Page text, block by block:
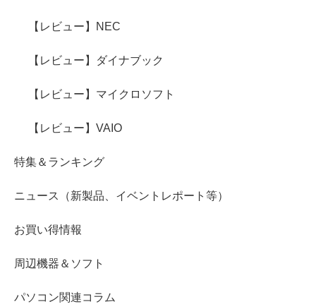
【レビュー】NEC
【レビュー】ダイナブック
【レビュー】マイクロソフト
【レビュー】VAIO
特集＆ランキング
ニュース（新製品、イベントレポート等）
お買い得情報
周辺機器＆ソフト
パソコン関連コラム